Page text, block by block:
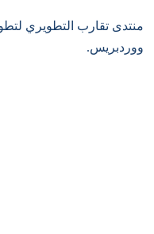
منتدى تقارب التطويري
ووردبريس.